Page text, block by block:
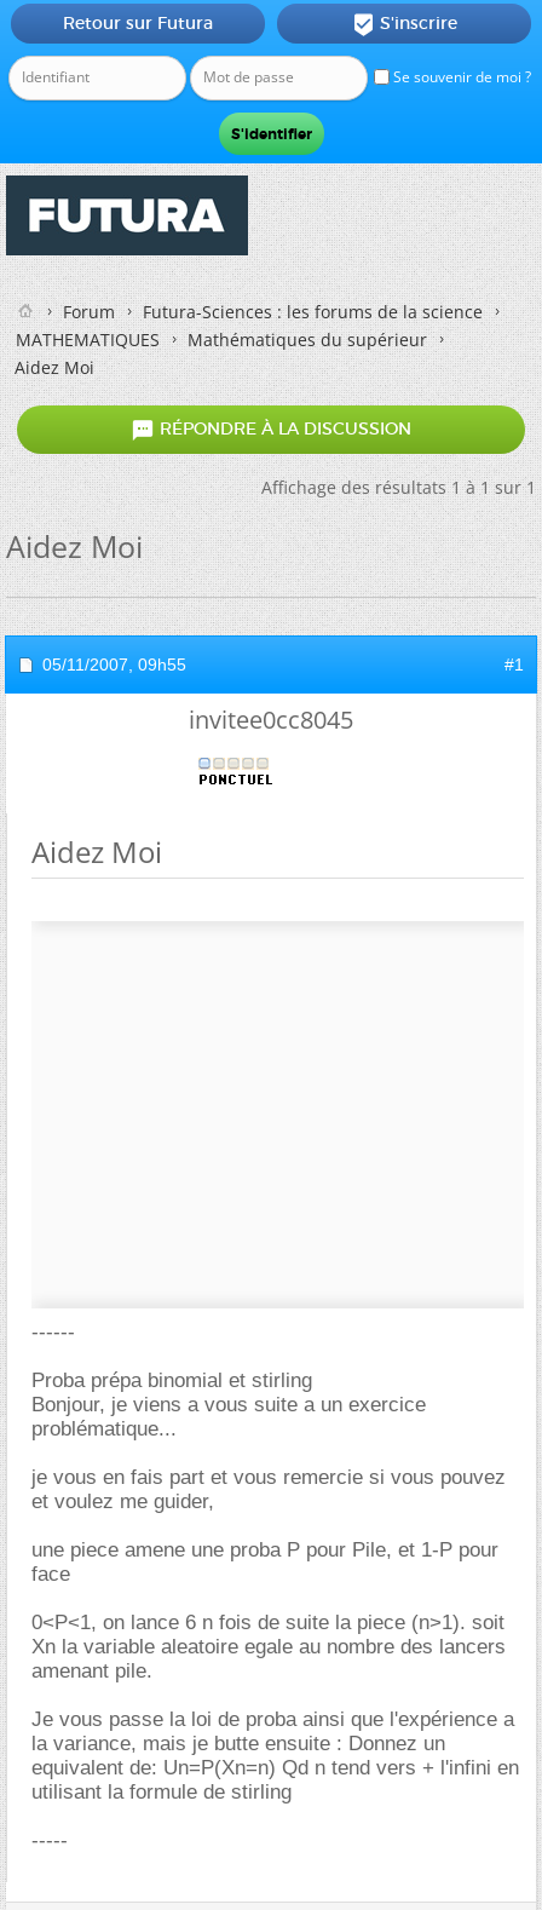
Se souvenir de moi ?
Retour sur Futura  S'inscrire
Forum
Futura-Sciences : les forums de la science
MATHEMATIQUES
Mathématiques du supérieur
Aidez Moi
 RÉPONDRE À LA DISCUSSION
Affichage des résultats 1 à 1 sur 1
Aidez Moi
05/11/2007, 09h55 #1
invitee0cc8045
Aidez Moi
------
Proba prépa binomial et stirling
Bonjour, je viens a vous suite a un exercice
problématique...
je vous en fais part et vous remercie si vous pouvez
et voulez me guider,
une piece amene une proba P pour Pile, et 1-P pour
face
0<P<1, on lance 6 n fois de suite la piece (n>1). soit
Xn la variable aleatoire egale au nombre des lancers
amenant pile.
Je vous passe la loi de proba ainsi que l'expérience a
la variance, mais je butte ensuite : Donnez un
equivalent de: Un=P(Xn=n) Qd n tend vers + l'infini en
utilisant la formule de stirling
-----